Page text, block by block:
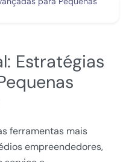
Estratégias
ferramentas mais
empreendedores,